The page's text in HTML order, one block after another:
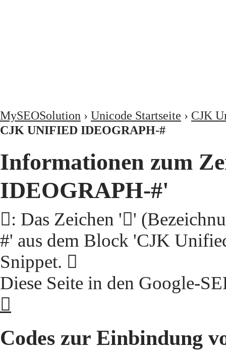
MySEOSolution › Unicode Startseite › CJK
CJK UNIFIED IDEOGRAPH-#
Informationen zum
IDEOGRAPH-#'
𫜛: Das Zeichen '𫜛'
#' aus dem Block 'CJK
Snippet. 𫜛
Diese Seite in den Google-
𫜛
Codes zur Einbindung